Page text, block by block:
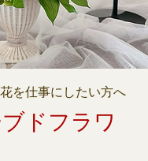
を仕事にしたい方へ
ドフラワ